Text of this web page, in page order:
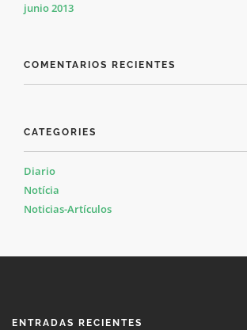
junio 2013
COMENTARIOS RECIENTES
CATEGORIES
Diario
Notícia
Noticias-Artículos
ENTRADAS RECIENTES